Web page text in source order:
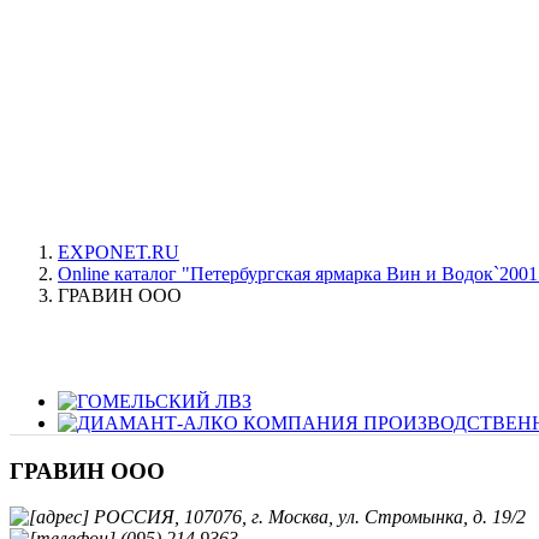
EXPONET.RU
Online каталог "Петербургская ярмарка Вин и
ГРАВИН ООО
ГРАВИН ООО
РОССИЯ, 107076, г. Москва, ул. Стромынка, д. 19/2